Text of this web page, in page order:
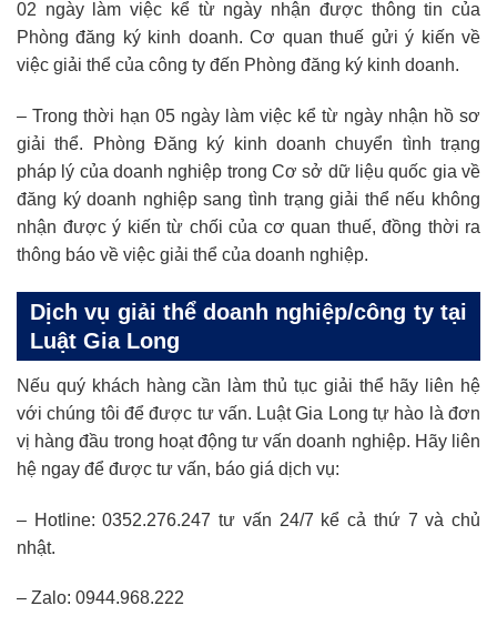
02 ngày làm việc kể từ ngày nhận được thông tin của
Phòng đăng ký kinh doanh. Cơ quan thuế gửi ý kiến về
việc giải thể của công ty đến Phòng đăng ký kinh doanh.
– Trong thời hạn 05 ngày làm việc kể từ ngày nhận hồ sơ
giải thể. Phòng Đăng ký kinh doanh chuyển tình trạng
pháp lý của doanh nghiệp trong Cơ sở dữ liệu quốc gia về
đăng ký doanh nghiệp sang tình trạng giải thể nếu không
nhận được ý kiến từ chối của cơ quan thuế, đồng thời ra
thông báo về việc giải thể của doanh nghiệp.
Dịch vụ giải thể doanh nghiệp/công ty tại
Luật Gia Long
Nếu quý khách hàng cần làm thủ tục giải thể hãy liên hệ
với chúng tôi để được tư vấn. Luật Gia Long tự hào là đơn
vị hàng đầu trong hoạt động tư vấn doanh nghiệp. Hãy liên
hệ ngay để được tư vấn, báo giá dịch vụ:
– Hotline: 0352.276.247 tư vấn 24/7 kể cả thứ 7 và chủ
nhật.
– Zalo: 0944.968.222